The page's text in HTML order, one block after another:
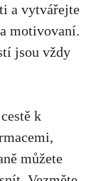
a vytvářejte
motivovaní.
jsou vždy
k
můžete